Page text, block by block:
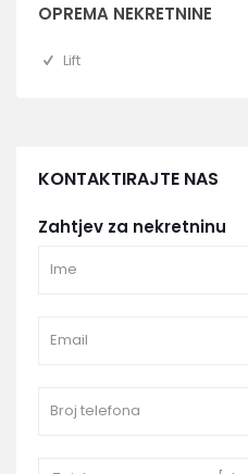
OPREMA NEKRETNINE
Lift
KONTAKTIRAJTE NAS
Zahtjev za nekretninu